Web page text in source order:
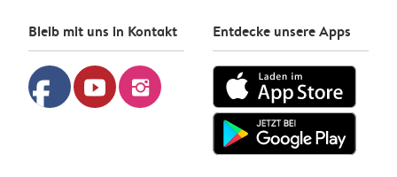
Bleib mit uns in Kontakt
facebook youtube instagram
Entdecke unsere Apps